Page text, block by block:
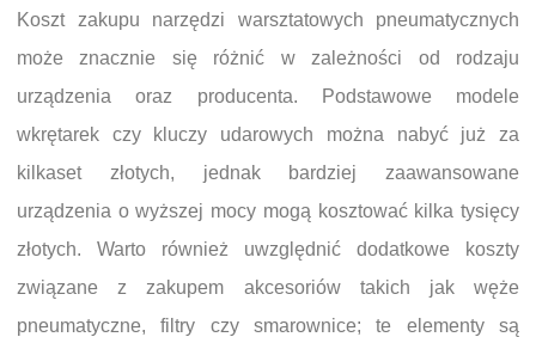
Koszt zakupu narzędzi warsztatowych pneumatycznych
może znacznie się różnić w zależności od rodzaju
urządzenia oraz producenta. Podstawowe modele
wkrętarek czy kluczy udarowych można nabyć już za
kilkaset złotych, jednak bardziej zaawansowane
urządzenia o wyższej mocy mogą kosztować kilka tysięcy
złotych. Warto również uwzględnić dodatkowe koszty
związane z zakupem akcesoriów takich jak węże
pneumatyczne, filtry czy smarownice; te elementy są